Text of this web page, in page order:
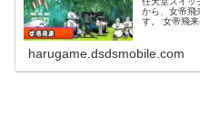
から、女帝飛
す。 女帝飛
影傑ダークダ
harugame.dsdsmobile.com